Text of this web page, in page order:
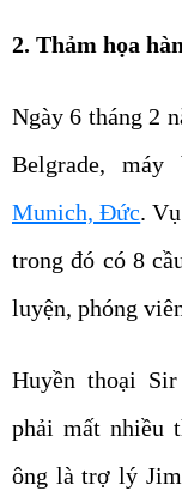
2. Thảm họa
Ngày 6 tháng 2
Belgrade,
Munich, Đức.
trong đó có 8
luyện, phóng
Huyền thoại
phải mất nhiều
ông là trợ lý